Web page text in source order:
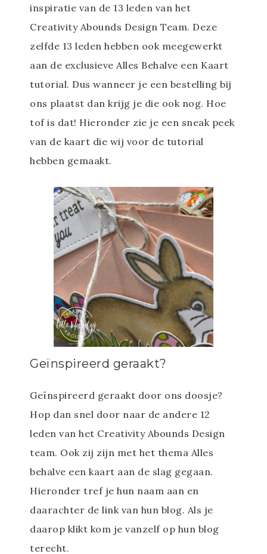
inspiratie van de 13 leden van het
Creativity Abounds Design Team. Deze
zelfde 13 leden hebben ook meegewerkt
aan de exclusieve Alles Behalve een Kaart
tutorial. Dus wanneer je een bestelling bij
ons plaatst dan krijg je die ook nog. Hoe
tof is dat! Hieronder zie je een sneak peek
van de kaart die wij voor de tutorial
hebben gemaakt.
Geïnspireerd geraakt?
Geïnspireerd geraakt door ons doosje?
Hop dan snel door naar de andere 12
leden van het Creativity Abounds Design
team. Ook zij zijn met het thema Alles
behalve een kaart aan de slag gegaan.
Hieronder tref je hun naam aan en
daarachter de link van hun blog. Als je
daarop klikt kom je vanzelf op hun blog
terecht.